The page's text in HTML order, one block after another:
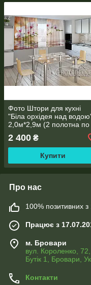
Фото Штори для кухні
"Біла орхідея над
2,0м*2,9м (2 полотна по
2 400 ₴
Купити
Про нас
100% позитивних з
Працює з
м. Бровари
вул. Короленко,
Бутік 1, Бровари,
Контакти